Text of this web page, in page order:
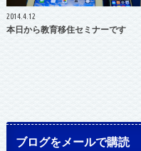
2014.4.12
本日から教育移住セミナーです
ブログをメールで購読